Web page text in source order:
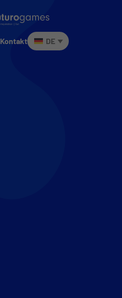
Kontakt DE